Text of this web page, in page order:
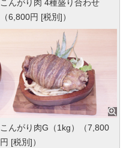
こんがり肉 4種盛り合わせ
（6,800円 [税別]）
こんがり肉G（1kg）（7,800
円 [税別]）